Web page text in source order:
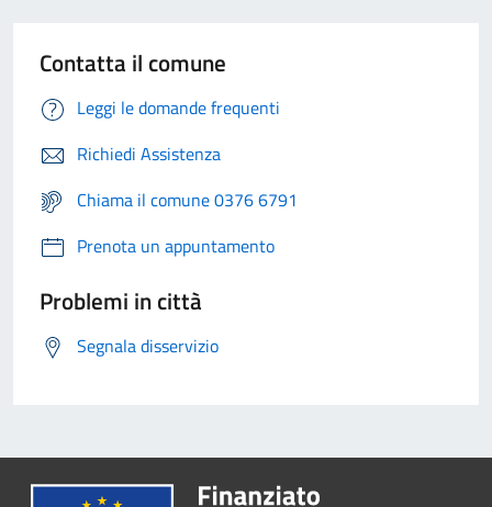
Contatta il comune
Leggi le domande frequenti
Richiedi Assistenza
Chiama il comune 0376 6791
Prenota un appuntamento
Problemi in città
Segnala disservizio